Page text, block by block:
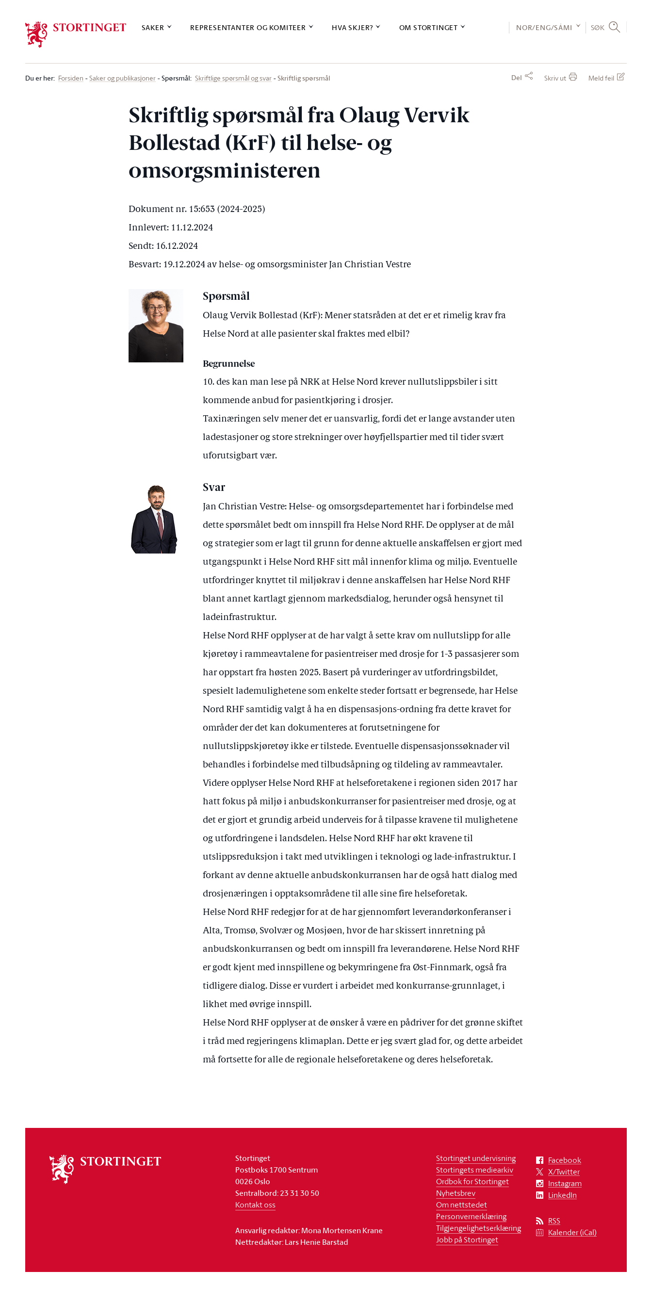
SAKER REPRESENTANTER OG KOMITEER HVA SKJER? OM STORTINGET NOR/ENG/SÁMI SØK
Du er her: Forsiden Saker og publikasjoner Spørsmål: Skriftlige spørsmål og svar Skriftlig spørsmål Del Skriv ut Meld feil
Skriftlig spørsmål fra Olaug Vervik
Bollestad (KrF) til helse- og
omsorgsministeren
Dokument nr. 15:653 (2024-2025)
Innlevert: 11.12.2024
Sendt: 16.12.2024
Besvart: 19.12.2024 av helse- og omsorgsminister Jan Christian Vestre
Spørsmål
Olaug Vervik Bollestad (KrF): Mener statsråden at det er et rimelig krav fra
Helse Nord at alle pasienter skal fraktes med elbil?
Begrunnelse
10. des kan man lese på NRK at Helse Nord krever nullutslippsbiler i sitt
kommende anbud for pasientkjøring i drosjer.
Taxinæringen selv mener det er uansvarlig, fordi det er lange avstander uten
ladestasjoner og store strekninger over høyfjellspartier med til tider svært
uforutsigbart vær.
Svar
Jan Christian Vestre: Helse- og omsorgsdepartementet har i forbindelse med
dette spørsmålet bedt om innspill fra Helse Nord RHF. De opplyser at de mål
og strategier som er lagt til grunn for denne aktuelle anskaffelsen er gjort med
utgangspunkt i Helse Nord RHF sitt mål innenfor klima og miljø. Eventuelle
utfordringer knyttet til miljøkrav i denne anskaffelsen har Helse Nord RHF
blant annet kartlagt gjennom markedsdialog, herunder også hensynet til
ladeinfrastruktur.
Helse Nord RHF opplyser at de har valgt å sette krav om nullutslipp for alle
kjøretøy i rammeavtalene for pasientreiser med drosje for 1-3 passasjerer som
har oppstart fra høsten 2025. Basert på vurderinger av utfordringsbildet,
spesielt lademulighetene som enkelte steder fortsatt er begrensede, har Helse
Nord RHF samtidig valgt å ha en dispensasjons-ordning fra dette kravet for
områder der det kan dokumenteres at forutsetningene for
nullutslippskjøretøy ikke er tilstede. Eventuelle dispensasjonssøknader vil
behandles i forbindelse med tilbudsåpning og tildeling av rammeavtaler.
Videre opplyser Helse Nord RHF at helseforetakene i regionen siden 2017 har
hatt fokus på miljø i anbudskonkurranser for pasientreiser med drosje, og at
det er gjort et grundig arbeid underveis for å tilpasse kravene til mulighetene
og utfordringene i landsdelen. Helse Nord RHF har økt kravene til
utslippsreduksjon i takt med utviklingen i teknologi og lade-infrastruktur. I
forkant av denne aktuelle anbudskonkurransen har de også hatt dialog med
drosjenæringen i opptaksområdene til alle sine fire helseforetak.
Helse Nord RHF redegjør for at de har gjennomført leverandørkonferanser i
Alta, Tromsø, Svolvær og Mosjøen, hvor de har skissert innretning på
anbudskonkurransen og bedt om innspill fra leverandørene. Helse Nord RHF
er godt kjent med innspillene og bekymringene fra Øst-Finnmark, også fra
tidligere dialog. Disse er vurdert i arbeidet med konkurranse-grunnlaget, i
likhet med øvrige innspill.
Helse Nord RHF opplyser at de ønsker å være en pådriver for det grønne skiftet
i tråd med regjeringens klimaplan. Dette er jeg svært glad for, og dette arbeidet
må fortsette for alle de regionale helseforetakene og deres helseforetak.
stortinget
Stortinget
Postboks 1700 Sentrum
0026 Oslo
Sentralbord: 23 31 30 50
Kontakt oss
Ansvarlig redaktør: Mona Mortensen Krane
Nettredaktør: Lars Henie Barstad
Stortinget undervisning
Stortingets mediearkiv
Ordbok for Stortinget
Nyhetsbrev
Om nettstedet
Personvernerklæring
Tilgjengelighetserklæring
Jobb på Stortinget
Facebook
X/Twitter
Instagram
LinkedIn
RSS
Kalender (iCal)